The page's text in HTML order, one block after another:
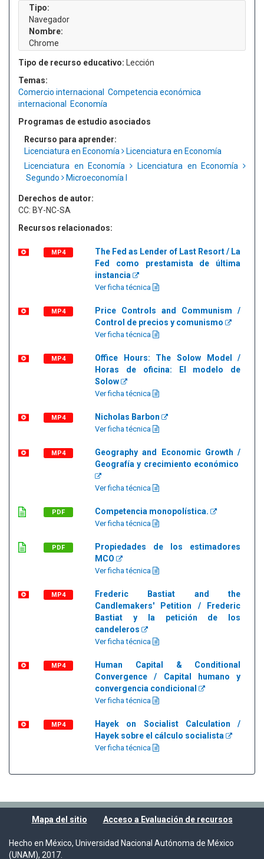
Tipo:
Navegador
Nombre:
Chrome
Tipo de recurso educativo: Lección
Temas:
Comercio internacional
Competencia económica
internacional
Economía
Programas de estudio asociados
Recurso para aprender:
Licenciatura en Economía
Licenciatura en Economía
Licenciatura en Economía
Licenciatura en Economía
Segundo
Microeconomía I
Derechos de autor:
CC: BY-NC-SA
Recursos relacionados:
MP4
The Fed as Lender of Last Resort / La
Fed como prestamista de última
instancia
Ver ficha técnica
MP4
Price Controls and Communism /
Control de precios y comunismo
Ver ficha técnica
MP4
Office Hours: The Solow Model /
Horas de oficina: El modelo de
Solow
Ver ficha técnica
MP4 Nicholas Barbon
Ver ficha técnica
MP4
Geography and Economic Growth /
Geografía y crecimiento económico
Ver ficha técnica
PDF Competencia monopolística.
Ver ficha técnica
PDF
Propiedades de los estimadores
MCO
Ver ficha técnica
MP4
Frederic Bastiat and the
Candlemakers' Petition / Frederic
Bastiat y la petición de los
candeleros
Ver ficha técnica
MP4
Human Capital & Conditional
Convergence / Capital humano y
convergencia condicional
Ver ficha técnica
MP4
Hayek on Socialist Calculation /
Hayek sobre el cálculo socialista
Ver ficha técnica
Mapa del sitio Acceso a Evaluación de recursos
Hecho en México, Universidad Nacional Autónoma de México
(UNAM), 2017.